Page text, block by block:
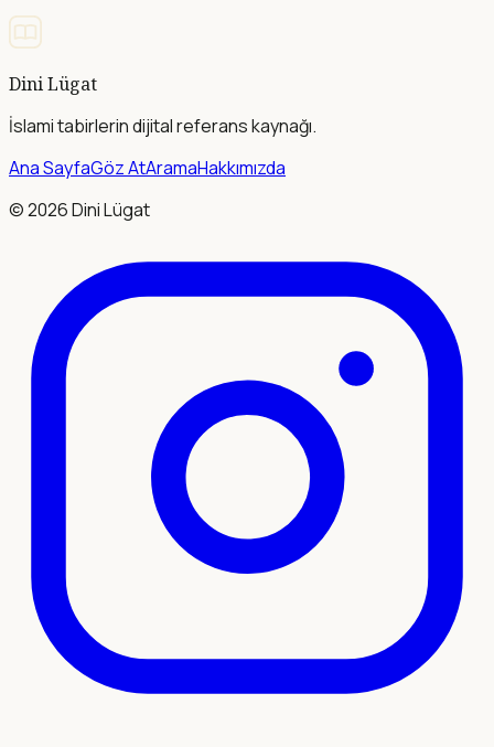
Dini Lügat
İslami tabirlerin dijital referans kaynağı.
Ana SayfaGöz AtAramaHakkımızda
©2026Dini Lügat